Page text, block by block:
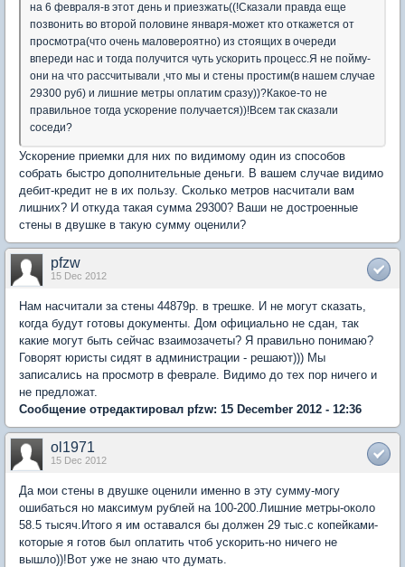
на 6 февраля-в этот день и приезжать((!Сказали правда еще
позвонить во второй половине января-может кто откажется от
просмотра(что очень маловероятно) из стоящих в очереди
впереди нас и тогда получится чуть ускорить процесс.Я не пойму-
они на что рассчитывали ,что мы и стены простим(в нашем случае
29300 руб) и лишние метры оплатим сразу))?Какое-то не
правильное тогда ускорение получается))!Всем так сказали
соседи?
Ускорение приемки для них по видимому один из способов
собрать быстро дополнительные деньги. В вашем случае видимо
дебит-кредит не в их пользу. Сколько метров насчитали вам
лишних? И откуда такая сумма 29300? Ваши не достроенные
стены в двушке в такую сумму оценили?
pfzw
15 Dec 2012
Нам насчитали за стены 44879р. в трешке. И не могут сказать,
когда будут готовы документы. Дом официально не сдан, так
какие могут быть сейчас взаимозачеты? Я правильно понимаю?
Говорят юристы сидят в администрации - решают))) Мы
записались на просмотр в феврале. Видимо до тех пор ничего и
не предложат.
Сообщение отредактировал pfzw: 15 December 2012 - 12:36
ol1971
15 Dec 2012
Да мои стены в двушке оценили именно в эту сумму-могу
ошибаться но максимум рублей на 100-200.Лишние метры-около
58.5 тысяч.Итого я им оставался бы должен 29 тыс.с копейками-
которые я готов был оплатить чтоб ускорить-но ничего не
вышло))!Вот уже не знаю что думать.